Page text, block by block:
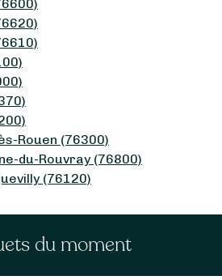
Rouen (76300)
du-Rouvray (76800)
(76120)
du moment